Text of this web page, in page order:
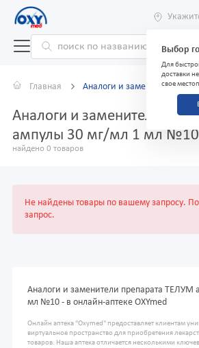
Выбор
Для
доставки
свое
Главная Аналоги и заменители
Аналоги и заменители
ампулы 30 мг/мл 1 мл №10
найдено 0 товаров
Не найдены товары по вашему запросу.
запрос.
Аналоги и заменители препарата ТЕЛУМ
мл №10 - в онлайн-аптеке OXYmed
Онлайн аптека "Oxymed" предоставляет клиентам
виртуальное пространство для приобретения
товаров. Наша аптека отличается несколькими